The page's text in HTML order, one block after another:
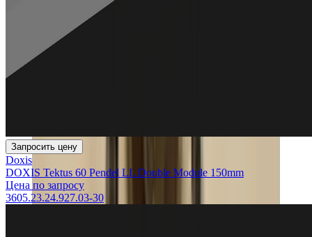
Запросить цену
Doxis
DOXIS Tektus 60 Pendel LL Double Module 150mm
Цена по запросу
3605.23.24.927.03-30